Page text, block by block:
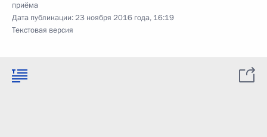
приёма
Дата публикации:23 ноября 2016 года, 16:19
Текстовая версия